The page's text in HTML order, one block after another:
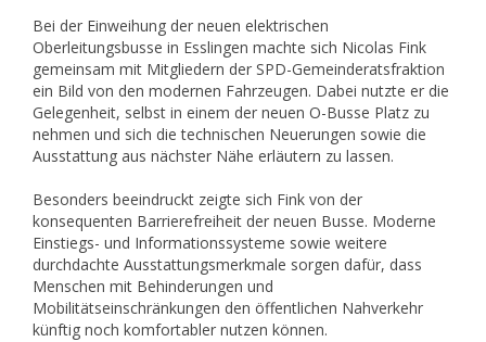
Bei der Einweihung der neuen elektrischen
Oberleitungsbusse in Esslingen machte sich Nicolas Fink
gemeinsam mit Mitgliedern der SPD-Gemeinderatsfraktion
ein Bild von den modernen Fahrzeugen. Dabei nutzte er die
Gelegenheit, selbst in einem der neuen O-Busse Platz zu
nehmen und sich die technischen Neuerungen sowie die
Ausstattung aus nächster Nähe erläutern zu lassen.
Besonders beeindruckt zeigte sich Fink von der
konsequenten Barrierefreiheit der neuen Busse. Moderne
Einstiegs- und Informationssysteme sowie weitere
durchdachte Ausstattungsmerkmale sorgen dafür, dass
Menschen mit Behinderungen und
Mobilitätseinschränkungen den öffentlichen Nahverkehr
künftig noch komfortabler nutzen können.